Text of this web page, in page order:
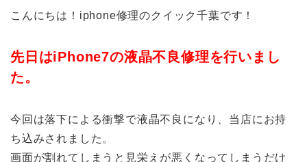
こんにちは！iphone修理のクイック千葉です！
先日はiPhone7の液晶不良修理を行いまし
た。
今回は落下による衝撃で液晶不良になり、当店にお持
ち込みされました。
画面が割れてしまうと見栄えが悪くなってしまうだけ